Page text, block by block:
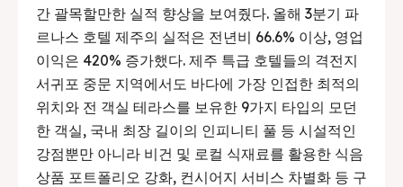
간 괄목할만한 실적 향상을 보여줬다. 올해 3분기 파
르나스 호텔 제주의 실적은 전년비 66.6% 이상, 영업
이익은 420% 증가했다. 제주 특급 호텔들의 격전지
서귀포 중문 지역에서도 바다에 가장 인접한 최적의
위치와 전 객실 테라스를 보유한 9가지 타입의 모던
한 객실, 국내 최장 길이의 인피니티 풀 등 시설적인
강점뿐만 아니라 비건 및 로컬 식재료를 활용한 식음
상품 포트폴리오 강화, 컨시어지 서비스 차별화 등 구